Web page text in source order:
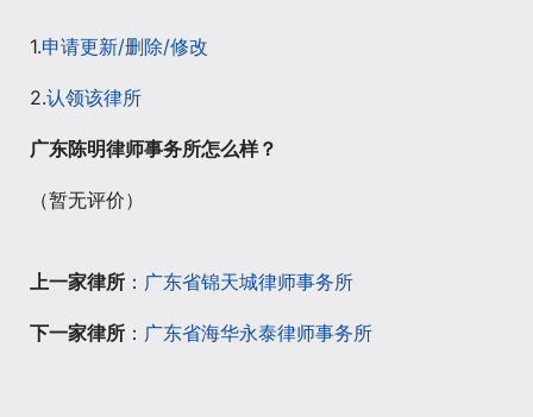
1.申请更新/删除/修改
2.认领该律所
广东陈明律师事务所怎么样？
（暂无评价）
上一家律所 ： 广东省锦天城律师事务所
下一家律所 ： 广东省海华永泰律师事务所